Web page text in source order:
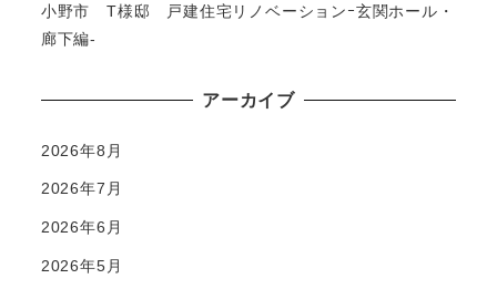
小野市 T様邸 戸建住宅リノベーションｰ玄関ホール・
廊下編-
アーカイブ
2026年8月
2026年7月
2026年6月
2026年5月